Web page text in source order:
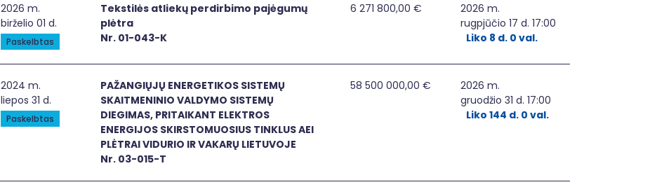
Tekstilės atliekų perdirbimo pajėgumų plėtra
2026 m.
birželio 01 d.
Paskelbtas
Tekstilės atliekų perdirbimo pajėgumų
plėtra
Nr. 01-043-K
6 271 800,00 €
2026 m.
rugpjūčio 17 d. 17:00
Liko 8 d. 0 val.
PAŽANGIŲJŲ ENERGETIKOS SISTEMŲ SKAITMENINIO VALDYMO SISTEMŲ DIEGIMAS, PRITAIKANT ELEKTROS ENERGIJOS
2024 m.
liepos 31 d.
Paskelbtas
PAŽANGIŲJŲ ENERGETIKOS SISTEMŲ
SKAITMENINIO VALDYMO SISTEMŲ
DIEGIMAS, PRITAIKANT ELEKTROS
ENERGIJOS SKIRSTOMUOSIUS TINKLUS AEI
PLĖTRAI VIDURIO IR VAKARŲ LIETUVOJE
Nr. 03-015-T
58 500 000,00 €
2026 m.
gruodžio 31 d. 17:00
Liko 144 d. 0 val.